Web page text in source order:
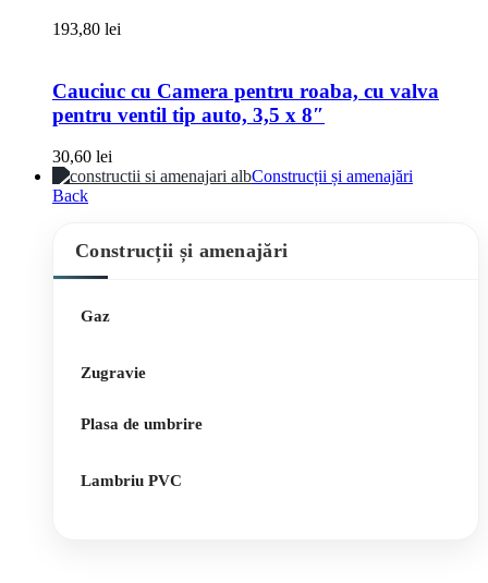
193,80 lei
Cauciuc cu Camera pentru roaba, cu valva
pentru ventil tip auto, 3,5 x 8″
30,60 lei
Construcții și amenajări
Back
Construcții și amenajări
Gaz
Zugravie
Plasa de umbrire
Lambriu PVC